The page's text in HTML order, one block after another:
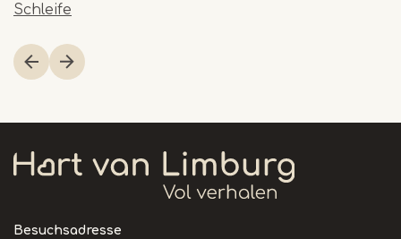
Schleife
1
of
Besuchsadresse